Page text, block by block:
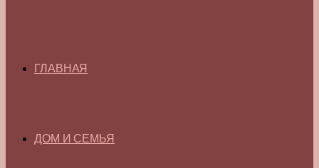
ГЛАВНАЯ
ДОМ И СЕМЬЯ